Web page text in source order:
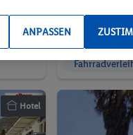
Hotel
ANPASSEN